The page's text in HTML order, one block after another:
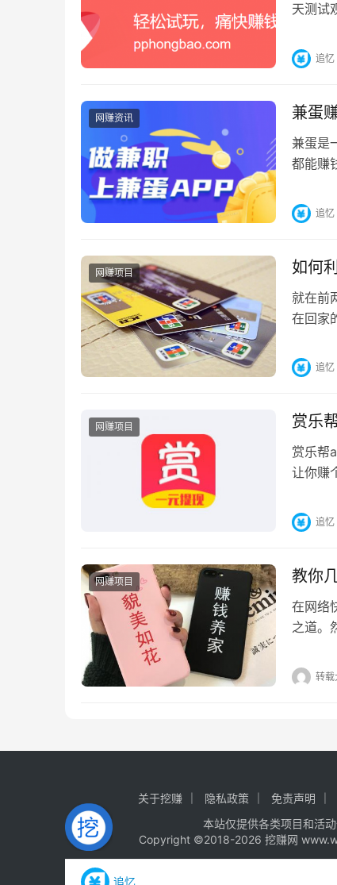
追忆
天测试
追忆
网赚资讯 兼蛋
兼蛋是
都能赚
追忆
网赚项目 如何
就在前
在回家
追忆
网赚项目 赏乐
赏乐帮
让你赚
追忆
网赚项目 教你
在网络
之道。
转载
关于挖赚 隐私政策 免责声明
本站仅提供各类项目和活
Copyright ©2018-2026 挖赚网